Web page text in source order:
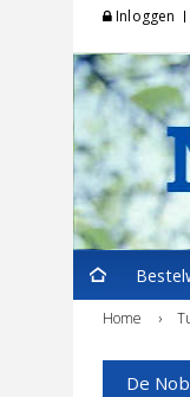
Inloggen
Home ›
De